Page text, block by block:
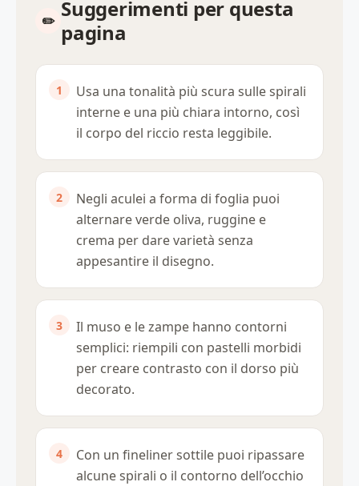
Suggerimenti per questa
pagina
Usa una tonalità più scura sulle spirali
interne e una più chiara intorno, così
il corpo del riccio resta leggibile.
Negli aculei a forma di foglia puoi
alternare verde oliva, ruggine e
crema per dare varietà senza
appesantire il disegno.
Il muso e le zampe hanno contorni
semplici: riempili con pastelli morbidi
per creare contrasto con il dorso più
decorato.
Con un fineliner sottile puoi ripassare
alcune spirali o il contorno dell’occhio